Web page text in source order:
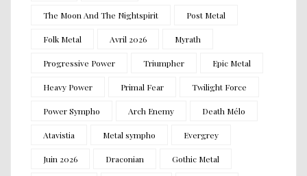
The Moon And The Nightspirit Post Metal
Folk Metal Avril 2026 Myrath
Progressive Power Triumpher Epic Metal
Heavy Power Primal Fear Twilight Force
Power Sympho Arch Enemy Death Mélo
Atavistia Metal sympho Evergrey
Juin 2026 Draconian Gothic Metal